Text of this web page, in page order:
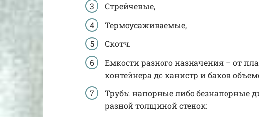
Стрейчевые,
Термоусаживаемые,
Скотч.
Емкости разного назначения – от
контейнера до канистр и баков
Трубы напорные либо безнапорные
разной толщиной стенок: